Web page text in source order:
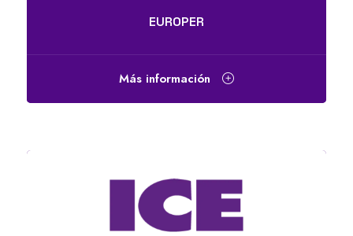
EUROPER
Más información